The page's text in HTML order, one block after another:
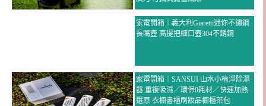
家電開箱｜義大利Giaretti迷你不鏽鋼
長嘴壺 高提把細口壺304不銹鋼
家電開箱｜SANSUI 山水小植淨除濕
器 重複吸濕／環保0耗材／快速加熱
還原 衣櫥書櫃刷妝品櫥櫃茶包